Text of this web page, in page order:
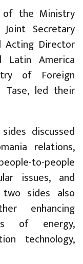
of the Ministry
Secretary
Acting Director
Latin America
of Foreign
Tase, led their
discussed
relations,
to-people
issues, and
two sides also
enhancing
of energy,
technology,